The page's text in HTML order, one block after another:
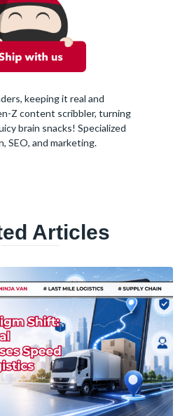
keeping it real and
Z content scribbler, turning
brain snacks! Specialized
SEO, and marketing.
Articles